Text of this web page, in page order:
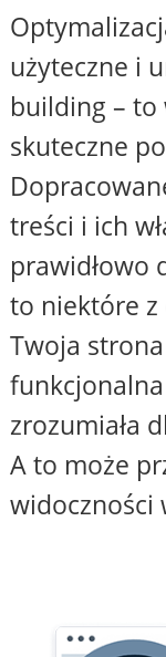
użyteczne i
building – to
skuteczne
treści i ich
prawidłowo
to niektóre
Twoja
zrozumiała
A to może
widoczności